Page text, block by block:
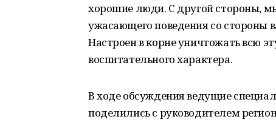
хорошие люди. С другой стороны,
ужасающего поведения со стороны
Настроен в корне уничтожать всю
воспитательного характера.
В ходе обсуждения ведущие
поделились с руководителем